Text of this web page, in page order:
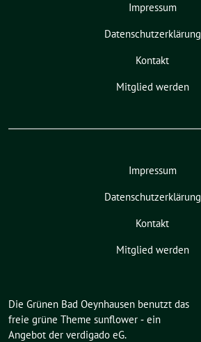
Impressum
Datenschutzerklärung
Kontakt
Mitglied werden
Impressum
Datenschutzerklärung
Kontakt
Mitglied werden
Die Grünen Bad Oeynhausen benutzt das
freie grüne Theme sunflower ‐ ein
Angebot der verdigado eG.